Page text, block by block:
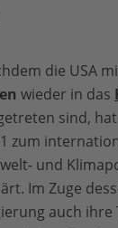
die USA
wieder in das
sind,
zum
und
Im Zuge
auch